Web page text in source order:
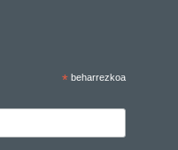
* beharrezkoa